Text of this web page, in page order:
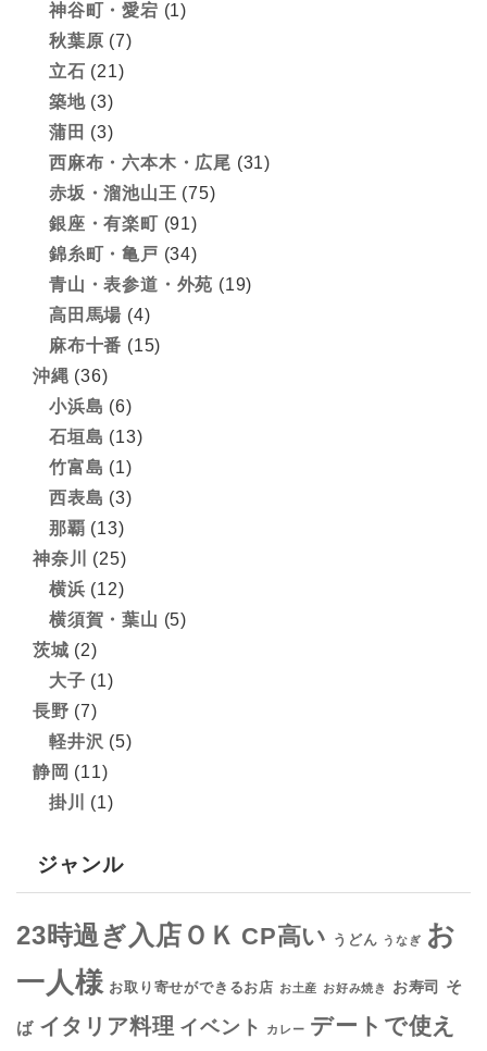
神谷町・愛宕 (1)
秋葉原 (7)
立石 (21)
築地(3)
蒲田 (3)
西麻布・六本木・広尾 (31)
赤坂・溜池山王 (75)
銀座・有楽町 (91)
錦糸町・亀戸 (34)
青山・表参道・外苑 (19)
高田馬場 (4)
麻布十番 (15)
沖縄 (36)
小浜島 (6)
石垣島 (13)
竹富島 (1)
西表島 (3)
那覇 (13)
神奈川
(25)
横浜 (12)
横須賀・葉山 (5)
茨城 (2)
大子 (1)
長野 (7)
軽井沢 (5)
静岡 (11)
掛川
(1)
ジャンル
23時過ぎ入店ＯＫ CP高い うどん うなぎ お
一人様 お取り寄せができるお店 お土産 お好み焼き お寿司 そ
ば イタリア料理 イベント カレー デートで使え